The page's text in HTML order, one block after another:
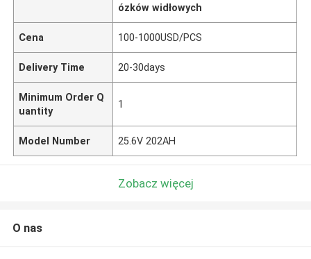
ózków widłowych
Cena 100-1000USD/PCS
Delivery Time 20-30days
Minimum Order Q
uantity
1
Model Number 25.6V 202AH
Zobacz więcej
O nas